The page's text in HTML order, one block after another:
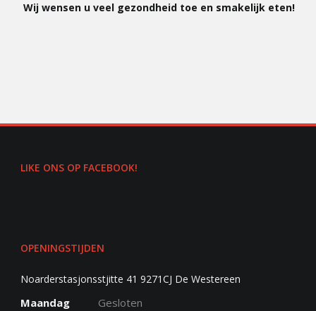
Wij wensen u veel gezondheid toe en smakelijk eten!
LIKE ONS OP FACEBOOK!
OPENINGSTIJDEN
Noarderstasjonsstjitte 41 9271CJ De Westereen
Maandag
Gesloten